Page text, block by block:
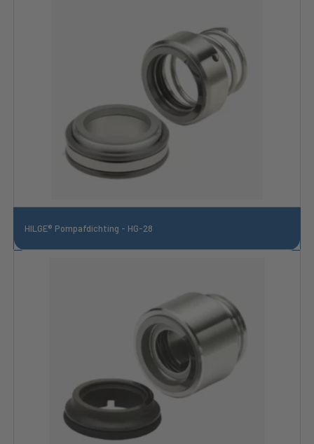
HILGE® Pompafdichting - HG-28